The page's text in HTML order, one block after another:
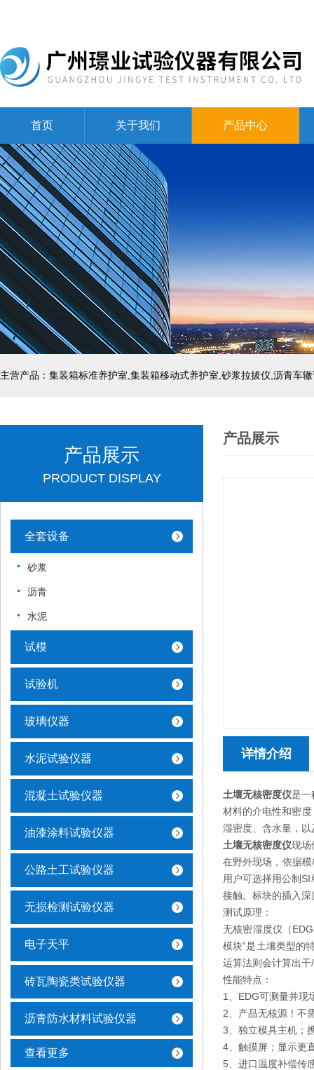
首页 关于我们 产品中心
主营产品：集装箱标准养护室,集装箱移动式养护室,砂浆拉拔仪,沥青车
产品展示
PRODUCT DISPLAY
全套设备
砂浆
沥青
水泥
试模
试验机
玻璃仪器
水泥试验仪器
混凝土试验仪器
油漆涂料试验仪器
公路土工试验仪器
无损检测试验仪器
电子天平
砖瓦陶瓷类试验仪器
沥青防水材料试验仪器
查看更多
产品展示
详情介绍
土壤无核密度仪是一
材料的介电性和密
湿密度、含水量，
土壤无核密度仪现
在野外现场，依据
用户可选择用公制
接触。标块的插入
测试原理：
无核密湿度仪（
模块”是土壤类型的
运算法则会计算出
性能特点：
1、EDG可测量并现
2、产品无核源！不
3、独立模具主机；
4、触摸屏；显示更
5、进口温度补偿传